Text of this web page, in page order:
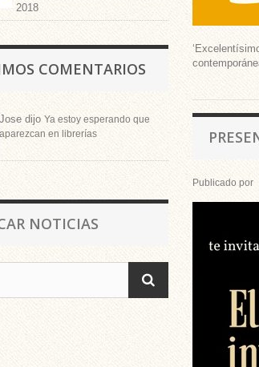
2018
COMENTARIOS
Jose dijo Ya estoy esperando que
aparezcan en librerías
NOTICIAS
Publicado por